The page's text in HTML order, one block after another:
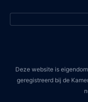
Deze website is
geregistreerd bij de